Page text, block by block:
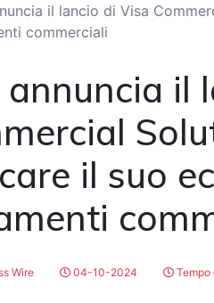
il lancio di Visa
commerciali
il
il suo
Wire 04-10-2024 Tempo